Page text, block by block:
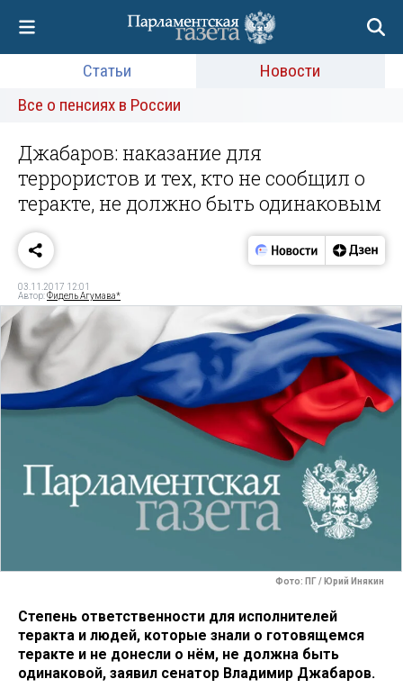
Статьи
Новости
Все о пенсиях в России
Джабаров: наказание для
террористов и тех, кто не сообщил о
теракте, не должно быть одинаковым
03.11.2017 12:01
Автор:Фидель Агумава*
Фото: ПГ / Юрий Инякин
Степень ответственности для исполнителей
теракта и людей, которые знали о готовящемся
теракте и не донесли о нём, не должна быть
одинаковой, заявил сенатор Владимир Джабаров.